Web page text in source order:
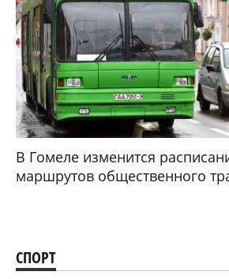
В Гомеле изменится
маршрутов общественного
СПОРТ